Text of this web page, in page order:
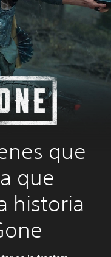
que
que
historia